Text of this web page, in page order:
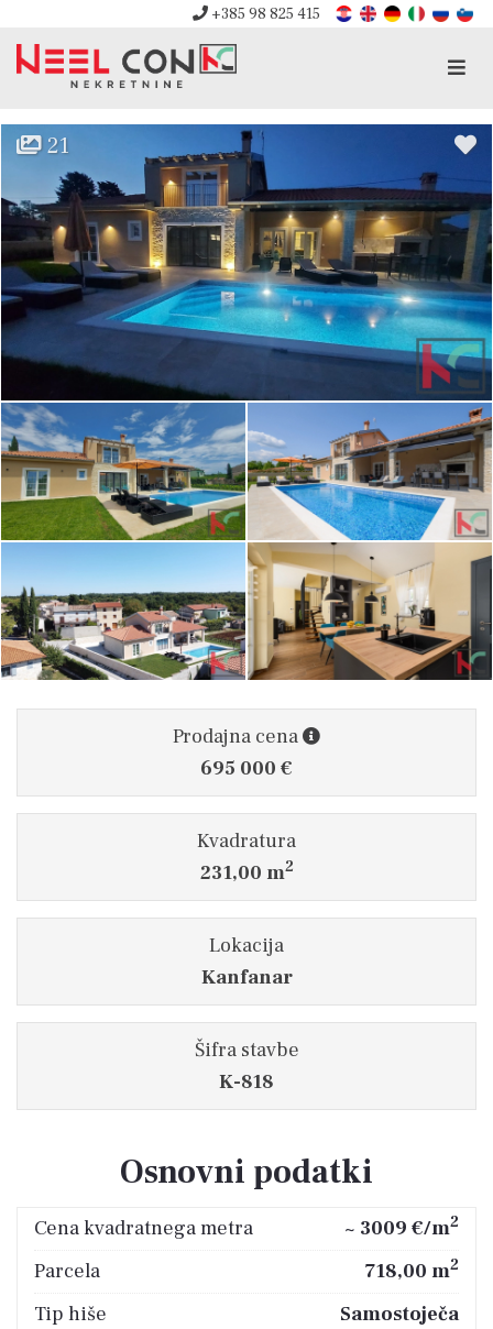
+385 98 825 415
21
Prodajna cena
695 000 €
Kvadratura
231,00 m2
Lokacija
Kanfanar
Šifra stavbe
K-818
Osnovni podatki
Cena kvadratnega metra ~ 3009 €/m2
Parcela 718,00 m2
Tip hiše
Samostoječa